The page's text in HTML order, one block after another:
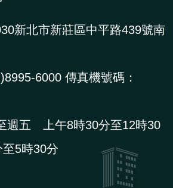
新北市新莊區中平路439號南
6000 傳真機號碼：
週五 上午8時30分至12時30
5時30分